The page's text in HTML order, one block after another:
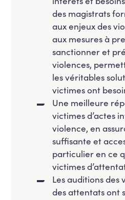
des magistrats
aux enjeux des
aux mesures à
sanctionner et
violences,
les véritables
victimes ont
Une meilleure
victimes d’actes
violence, en
suffisante et
particulier en ce
victimes
Les auditions des
des attentats ont